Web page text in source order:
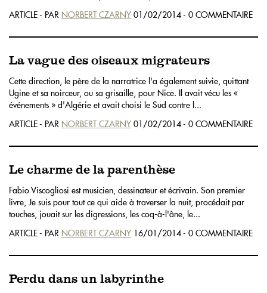
ARTICLE - PAR NORBERT CZARNY 01/02/2014 - 0 COMMENTAIRE
La vague des oiseaux migrateurs
Cette direction, le père de la narratrice l'a également suivie, quittant
Ugine et sa noirceur, ou sa grisaille, pour Nice. Il avait vécu les «
événements » d'Algérie et avait choisi le Sud contre l...
ARTICLE - PAR NORBERT CZARNY 01/02/2014 - 0 COMMENTAIRE
Le charme de la parenthèse
Fabio Viscogliosi est musicien, dessinateur et écrivain. Son premier
livre, Je suis pour tout ce qui aide à traverser la nuit, procédait par
touches, jouait sur les digressions, les coq-à-l'âne, le...
ARTICLE - PAR NORBERT CZARNY 16/01/2014 - 0 COMMENTAIRE
Perdu dans un labyrinthe